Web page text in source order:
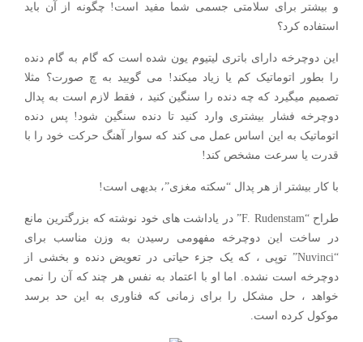
و بیشتر برای سلامتی جسمی شما مفید است! چگونه از آن باید
استفاده کرد؟
این دوچرخه دارای باتری لیتیوم یون شده است که گام به گام دنده
را بطور اتوماتیک کم یا زیاد میکند! می گویید به چ صورت؟ مثلا
تصمیم میگیرد که چه دنده را سنگین کنید ، فقط لازم است به پدال
دوچرخه فشار بیشتری وارد کنید تا دنده سنگین شود! پس دنده
اتوماتیک به این اساس عمل می کند که سوار آهنگ حرکت خود را با
قدرت یا سرعت مشخص کند!
با کار بیشتر از هر پدال “سکته مغزی”، بدیهی است!
طراح “F. Rudenstam” در یاداشت های خود نوشته که بزرگترین مانع
در ساخت این دوچرخه مفهومی رسیدن به وزن مناسب برای
“Nuvinci” توپی ، که یک جزء حیاتی در تعویض دنده و بخشی از
دوچرخه است نشده. اما او با اعتماد به نفس هر چند که آن را نمی
خواهد ، حل مشکل را برای زمانی که فناوری به این حد برسد
موکول کرده است.